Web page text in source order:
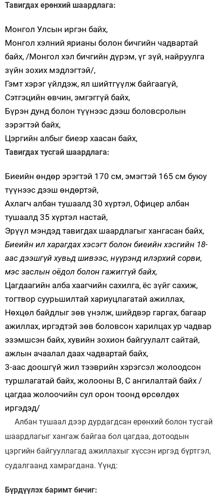
Тавигдах ерөнхий шаардлага:
Монгол Улсын иргэн байх,
Монгол хэлний ярианы болон бичгийн чадвартай
байх, /Монгол хэл бичгийн дүрэм, үг зүй, найруулга
зүйн зохих мэдлэгтэй/,
Гэмт хэрэг үйлдэж, ял шийтгүүлж байгаагүй,
Сэтгэцийн өвчин, эмгэггүй байх,
Бүрэн дунд болон түүнээс дээш боловсролын
зэрэгтэй байх,
Цэргийн албыг биеэр хаасан байх,
Тавигдах тусгай шаардлага:
Биеийн өндөр эрэгтэй 170 см, эмэгтэй 165 см буюу
түүнээс дээш өндөртэй,
Ахлагч албан тушаалд 30 хүртэл, Офицер албан
тушаалд 35 хүртэл настай,
Эрүүл мэндэд тавигдах шаардлагыг хангасан байх,
Биеийн ил харагдах хэсэгт болон биеийн хэсгийн 18-
аас дээшгүй хувьд шивээс, нүүрэнд илэрхий сорви,
мэс заслын оёдол болон гажиггүй байх,
Цагдаагийн алба хаагчийн сахилга, ёс зүйг сахиж,
тогтвор суурьшилтай хариуцлагатай ажиллах,
Нөхцөл байдлыг зөв үнэлж, шийдвэр гаргах, багаар
ажиллах, иргэдтэй зөв боловсон харилцах ур чадвар
эзэмшсэн байх, хувийн зохион байгуулалт сайтай,
ажлын ачаалал даах чадвартай байх,
3-аас доошгүй жил тээврийн хэрэгсэл жолоодсон
туршлагатай байх, жолооны В, С ангилалтай байх /
цагдаа жолоочийн сул орон тоонд өрсөлдөх
иргэдэд/
Албан тушаал дээр дурдагдсан ерөнхий болон тусгай
шаардлагыг хангаж байгаа бол цагдаа, дотоодын
цэргийн байгууллагад ажиллахыг хүссэн иргэд бүртгэл,
судалгаанд хамрагдана. Үүнд:
Бүрдүүлэх баримт бичиг: